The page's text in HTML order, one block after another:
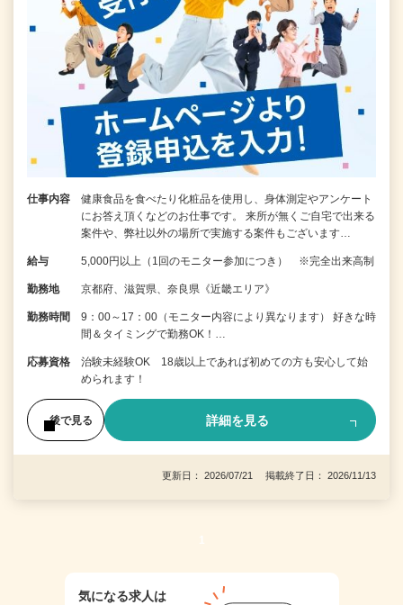
仕事内容
健康食品を食べたり化粧品を使用し、身体測定やアンケート
にお答え頂くなどのお仕事です。 来所が無くご自宅で出来る
案件や、弊社以外の場所で実施する案件もございます…
給与 5,000円以上（1回のモニター参加につき） ※完全出来高制
勤務地 京都府、滋賀県、奈良県《近畿エリア》
勤務時間
9：00～17：00（モニター内容により異なります） 好きな時
間＆タイミングで勤務OK！…
応募資格
治験未経験OK 18歳以上であれば初めての方も安心して始
められます！
後で見る 詳細を見る
更新日： 2026/07/21 掲載終了日： 2026/11/13
1
気になる求人は